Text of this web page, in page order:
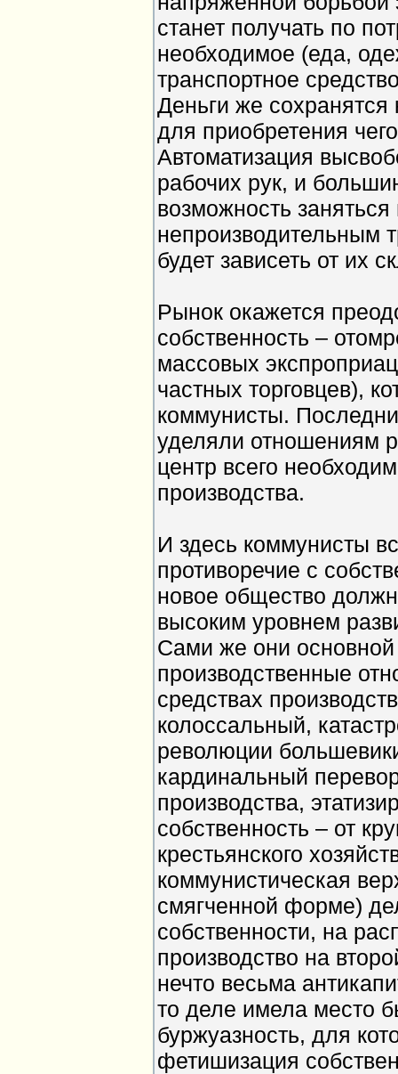
станет получать по
необходимое (еда,
транспортное
Деньги же
для приобретения
Автоматизация
рабочих рук, и
возможность
непроизводительным
будет зависеть от их
Рынок окажется
собственность –
массовых
частных торговцев),
коммунисты.
уделяли отношениям
центр всего
производства.
И здесь коммунисты
противоречие с
новое общество
высоким уровнем
Сами же они
производственные
средствах
колоссальный,
революции
кардинальный
производства,
собственность – от
крестьянского
коммунистическая
смягченной форме)
собственности, на
производство на
нечто весьма
то деле имела место
буржуазность, для
фетишизация